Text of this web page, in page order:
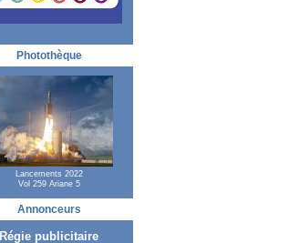
Photothèque
Lancements 2022
Vol 259 Ariane 5
Annonceurs
Régie publicitaire